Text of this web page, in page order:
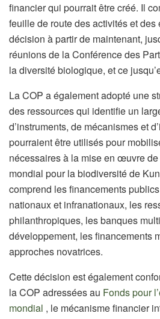
financier qui pourrait être créé. Il
feuille de route des activités et des
décision à partir de maintenant,
réunions de la Conférence des
la diversité biologique, et ce
La COP a également adopté une
des ressources qui identifie un
d’instruments, de mécanismes et
pourraient être utilisés pour
nécessaires à la mise en œuvre de
mondial pour la biodiversité de
comprend les financements
nationaux et infranationaux, les
philanthropiques, les banques
développement, les financements
approches novatrices.
Cette décision est également
la COP adressées au Fonds pour
mondial , le mécanisme financier